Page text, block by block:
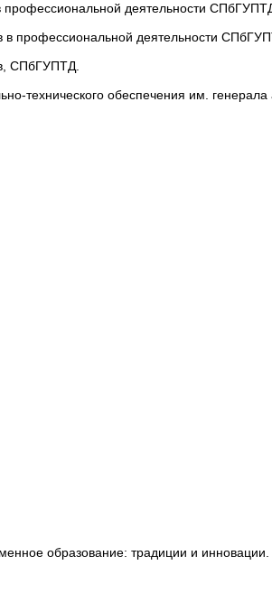
деятельности
в профессиональной деятельности
СПбГУПТД.
технического обеспечения им.
образование: традиции и